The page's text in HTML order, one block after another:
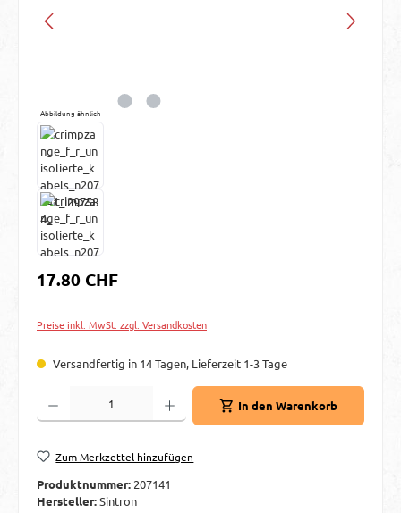
Abbildung ähnlich
Regulärer Preis:
17.80 CHF
Preise inkl. MwSt. zzgl. Versandkosten
Versandfertig in 14 Tagen, Lieferzeit 1-3 Tage
Produkt Anzahl: Gib den gewünschten Wert ein oder benutze die Schaltflächen
In den Warenkorb
Zum Merkzettel hinzufügen
Produktnummer: 207141
Hersteller:Sintron